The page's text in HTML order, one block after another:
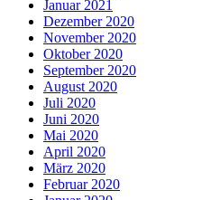
Januar 2021
Dezember 2020
November 2020
Oktober 2020
September 2020
August 2020
Juli 2020
Juni 2020
Mai 2020
April 2020
März 2020
Februar 2020